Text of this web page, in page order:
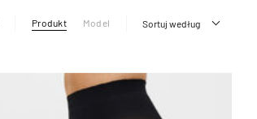
Produkt Model Sortuj według